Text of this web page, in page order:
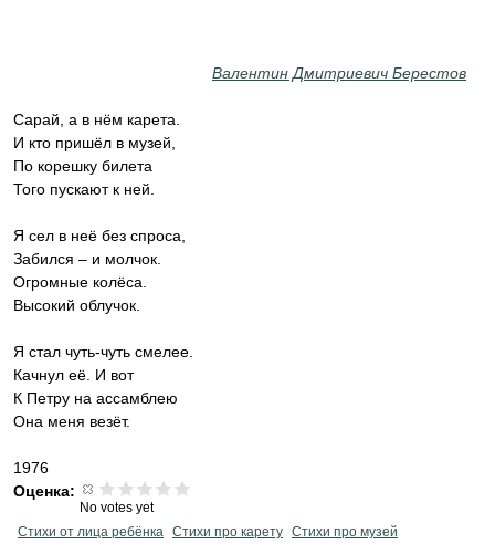
Валентин Дмитриевич Берестов
Сарай, а в нём карета.
И кто пришёл в музей,
По корешку билета
Того пускают к ней.
Я сел в неё без спроса,
Забился – и молчок.
Огромные колёса.
Высокий облучок.
Я стал чуть-чуть смелее.
Качнул её. И вот
К Петру на ассамблею
Она меня везёт.
1976
Оценка:
No votes yet
Стихи от лица ребёнка Стихи про карету Стихи про музей